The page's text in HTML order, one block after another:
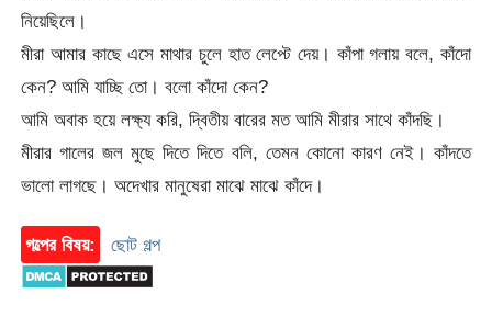
নিয়েছিলে।
মীরা আমার কাছে এসে মাথার চুলে হাত লেপ্টে দেয়। কাঁপা গলায় বলে, কাঁদো
কেন? আমি যাচ্ছি তো। বলো কাঁদো কেন?
আমি অবাক হয়ে লক্ষ্য করি, দ্বিতীয় বারের মত আমি মীরার সাথে কাঁদছি।
মীরার গালের জল মুছে দিতে দিতে বলি, তেমন কোনো কারণ নেই। কাঁদতে
ভালো লাগছে। অদেখার মানুষেরা মাঝে মাঝে কাঁদে।
গল্পের বিষয়: ছোট গল্প